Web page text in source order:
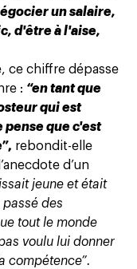
un salaire,
d'être à l'aise,
ce chiffre dépasse
: “en tant que
qui est
pense que c'est
, rebondit-elle
d’un
jeune et était
des
tout le monde
voulu lui donner
compétence”.